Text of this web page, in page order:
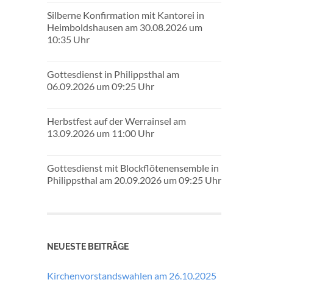
Silberne Konfirmation mit Kantorei in
Heimboldshausen am 30.08.2026 um
10:35 Uhr
Gottesdienst in Philippsthal am
06.09.2026 um 09:25 Uhr
Herbstfest auf der Werrainsel am
13.09.2026 um 11:00 Uhr
Gottesdienst mit Blockflötenensemble in
Philippsthal am 20.09.2026 um 09:25 Uhr
NEUESTE BEITRÄGE
Kirchenvorstandswahlen am 26.10.2025